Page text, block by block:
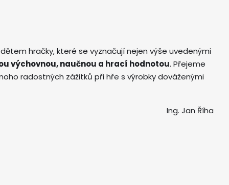
hračky, které se vyznačují nejen výše uvedenými
výchovnou, naučnou a hrací hodnotou. Přejeme
radostných zážitků při hře s výrobky dováženými
Ing. Jan Říha